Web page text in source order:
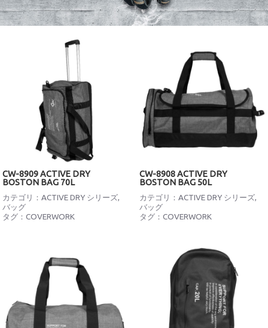
CW-8909 ACTIVE DRY
BOSTON BAG 70L
カテゴリ：ACTIVE DRY シリーズ,
バッグ
タグ：COVERWORK
CW-8908 ACTIVE DRY
BOSTON BAG 50L
カテゴリ： ACTIVE DRY シリーズ,
バッグ
タグ： COVERWORK